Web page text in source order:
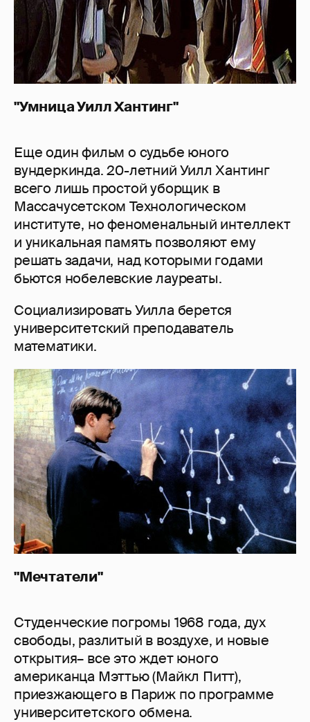
"Умница Уилл Хантинг"
Еще один фильм о судьбе юного
вундеркинда. 20-летний Уилл Хантинг
всего лишь простой уборщик в
Массачусетском Технологическом
институте, но феноменальный интеллект
и уникальная память позволяют ему
решать задачи, над которыми годами
бьются нобелевские лауреаты.
Социализировать Уилла берется
университетский преподаватель
математики.
"Мечтатели"
Студенческие погромы 1968 года, дух
свободы, разлитый в воздухе, и новые
открытия– все это ждет юного
американца Мэттью (Майкл Питт),
приезжающего в Париж по программе
университетского обмена.